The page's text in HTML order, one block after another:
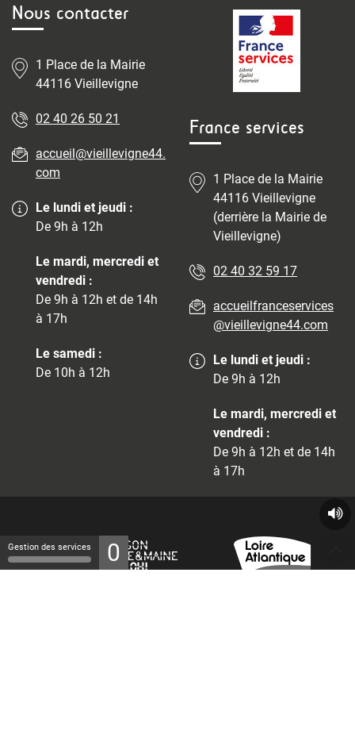
Nous contacter
1 Place de la Mairie
44116 Vieillevigne
02 40 26 50 21
accueil@vieillevigne44.
com
Le lundi et jeudi :
De 9h à 12h
Le mardi, mercredi et
vendredi :
De 9h à 12h et de 14h
à 17h
Le samedi :
De 10h à 12h
France services
1 Place de la Mairie
44116 Vieillevigne
(derrière la Mairie de
Vieillevigne)
02 40 32 59 17
accueilfranceservices
@vieillevigne44.com
Le lundi et jeudi :
De 9h à 12h
Le mardi, mercredi et
vendredi :
De 9h à 12h et de 14h
à 17h
Gestion des services 0